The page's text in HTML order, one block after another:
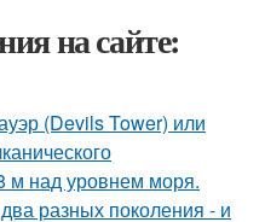
на сайте:
(Devils Tower) или
м над уровнем моря.
разных поколения - и